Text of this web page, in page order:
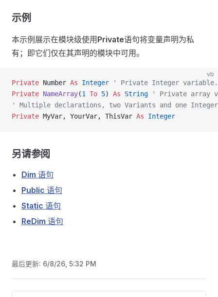
示例
本示例展示在模块级使用 Private语句将变量声明为私
有；即它们仅在其声明的模块中可用。
vb
Private Number As Integer ' Private Integer variable.
Private NameArray(1 To 5) As String ' Private array
' Multiple declarations, two Variants and one
Private MyVar, YourVar, ThisVar As Integer
另请参阅
Dim 语句
Public 语句
Static 语句
ReDim 语句
最后更新: 6/8/26, 5:32 PM